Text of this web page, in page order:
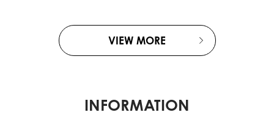
VIEW MORE
INFORMATION